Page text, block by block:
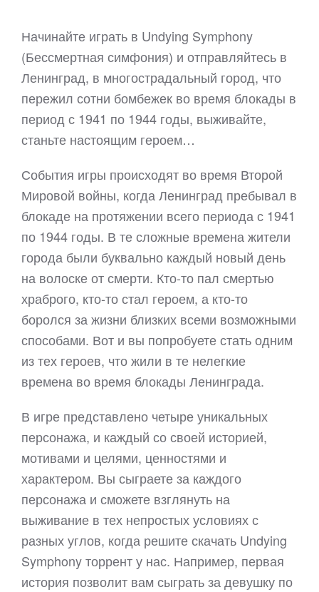
Начинайте играть в Undying Symphony
(Бессмертная симфония) и отправляйтесь в
Ленинград, в многострадальный город, что
пережил сотни бомбежек во время блокады в
период с 1941 по 1944 годы, выживайте,
станьте настоящим героем…
События игры происходят во время Второй
Мировой войны, когда Ленинград пребывал в
блокаде на протяжении всего периода с 1941
по 1944 годы. В те сложные времена жители
города были буквально каждый новый день
на волоске от смерти. Кто-то пал смертью
храброго, кто-то стал героем, а кто-то
боролся за жизни близких всеми возможными
способами. Вот и вы попробуете стать одним
из тех героев, что жили в те нелегкие
времена во время блокады Ленинграда.
В игре представлено четыре уникальных
персонажа, и каждый со своей историей,
мотивами и целями, ценностями и
характером. Вы сыграете за каждого
персонажа и сможете взглянуть на
выживание в тех непростых условиях с
разных углов, когда решите скачать Undying
Symphony торрент у нас. Например, первая
история позволит вам сыграть за девушку по